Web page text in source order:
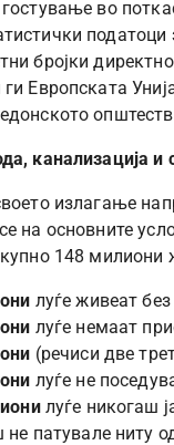
во
податоци
бројки
ги Европската
канализација
излагање
на основните
148 милиони
луѓе живеат
луѓе немаат
(речиси две
луѓе не
луѓе никогаш
не патувале ниту